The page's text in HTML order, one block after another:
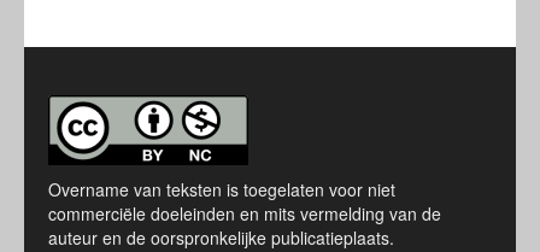
Overname van teksten is toegelaten voor niet
commerciële doeleinden en mits vermelding van de
auteur en de oorspronkelijke publicatieplaats.